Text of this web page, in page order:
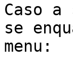
Caso
se
menu: